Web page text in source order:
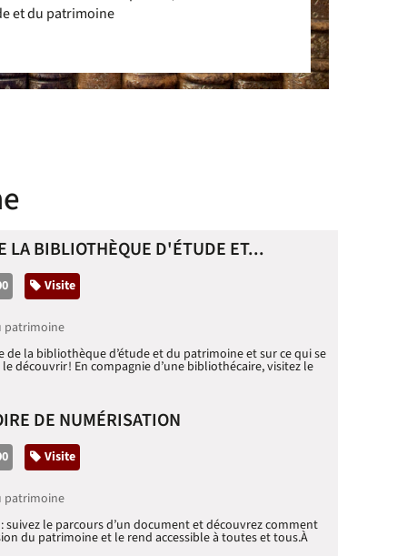
et du patrimoine
LA BIBLIOTHÈQUE D'ÉTUDE ET...
Catégorie
Visite
patrimoine
la bibliothèque d’étude et du patrimoine et sur ce qui se
découvrir ! En compagnie d’une bibliothécaire, visitez le
DE NUMÉRISATION
Catégorie
Visite
patrimoine
suivez le parcours d’un document et découvrez comment
du patrimoine et le rend accessible à toutes et tous.À